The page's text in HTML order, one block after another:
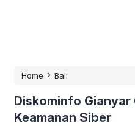
Home › Bali
Diskominfo Gianyar
Keamanan Siber